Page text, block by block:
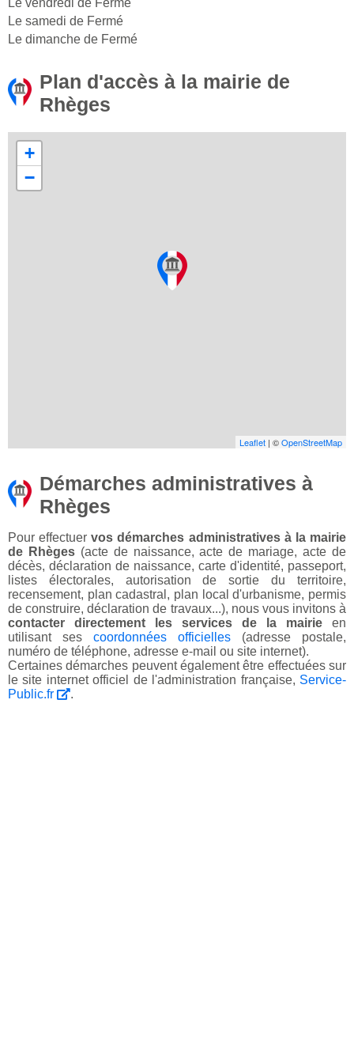
Le vendredi de Fermé
Le samedi de Fermé
Le dimanche de Fermé
Plan d'accès à la mairie de
Rhèges
+
−
Leaflet | ©OpenStreetMap
Démarches administratives à
Rhèges
Pour effectuervos démarches administratives à la mairie
de Rhèges(acte de naissance, acte de mariage, acte de
décès, déclaration de naissance, carte d'identité, passeport,
listes électorales, autorisation de sortie du territoire,
recensement, plan cadastral, plan local d'urbanisme, permis
de construire, déclaration de travaux...), nous vous invitons à
contacter directement les services de la mairie en
utilisant ses coordonnées officielles (adresse postale,
numéro de téléphone, adresse e-mail ou site internet).
Certaines démarches peuvent également être effectuées sur
le site internet officiel de l'administration française, Service-
Public.fr
.